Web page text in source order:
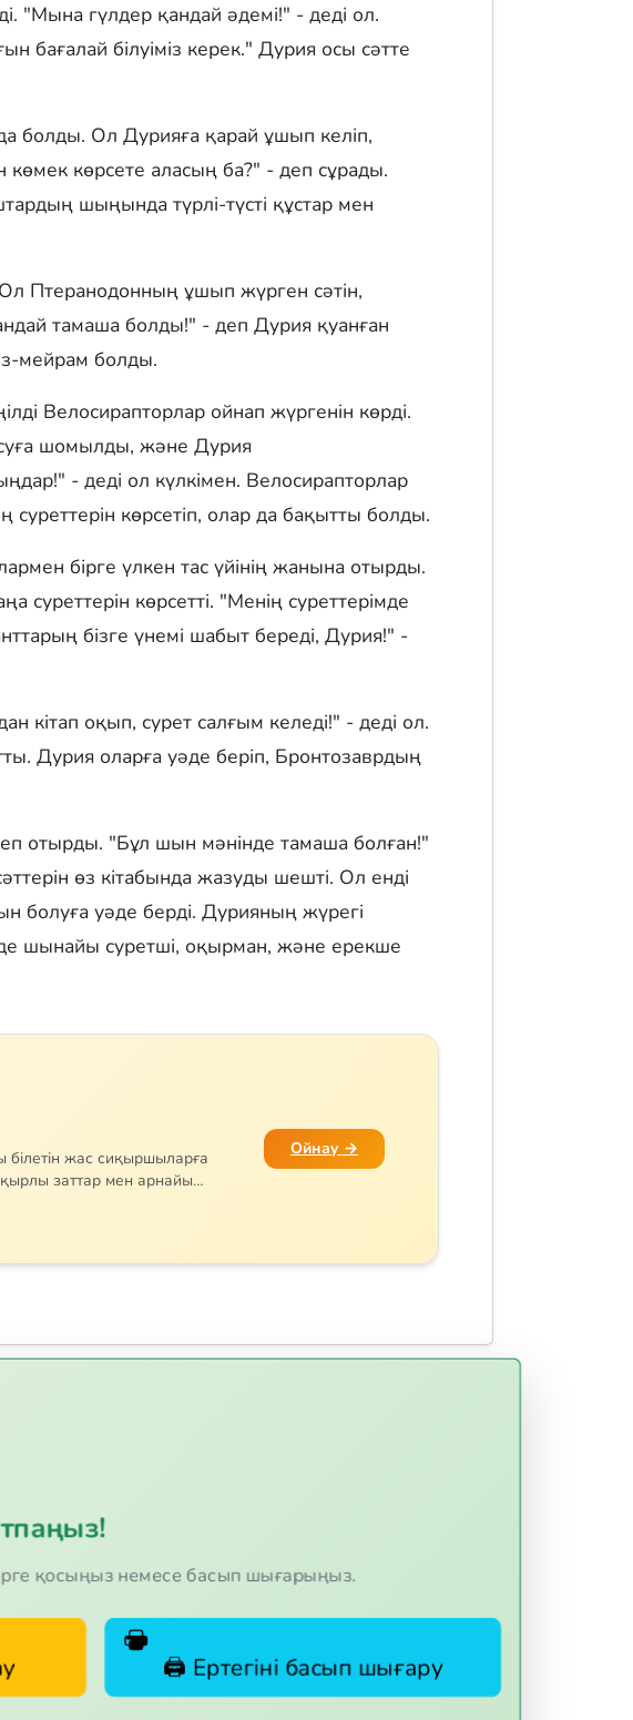
"Мына гүлдер қандай әдемі!" - деді ол.
бағалай білуіміз керек." Дурия осы сәтте
болды. Ол Дурияға қарай ұшып келіп,
көрсете аласың ба?" - деп сұрады.
шыңында түрлі-түсті құстар мен
Птеранодонның ұшып жүрген сәтін,
тамаша болды!" - деп Дурия қуанған
мейрам болды.
Велосирапторлар ойнап жүргенін көрді.
шомылды, және Дурия
- деді ол күлкімен. Велосирапторлар
суреттерін көрсетіп, олар да бақытты болды.
бірге үлкен тас үйінің жанына отырды.
суреттерін көрсетті. "Менің суреттерімде
бізге үнемі шабыт береді, Дурия!" -
кітап оқып, сурет салғым келеді!" - деді ол.
Дурия оларға уәде беріп, Бронтозаврдың
отырды. "Бұл шын мәнінде тамаша болған!"
өз кітабында жазуды шешті. Ол енді
болуға уәде берді. Дурияның жүрегі
шынайы суретші, оқырман, және ерекше
білетін жас сиқыршыларға
заттар мен арнайы
Ойнау →
қосыңыз немесе басып шығарыңыз.
🖨️ Ертегіні басып шығару